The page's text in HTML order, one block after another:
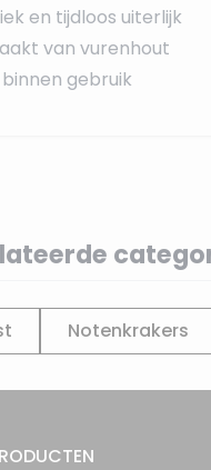
en tijdloos uiterlijk
van vurenhout
gebruik
Notenkrakers